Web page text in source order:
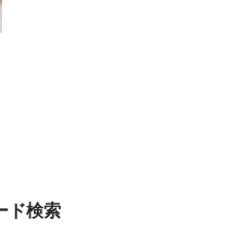
ド検索